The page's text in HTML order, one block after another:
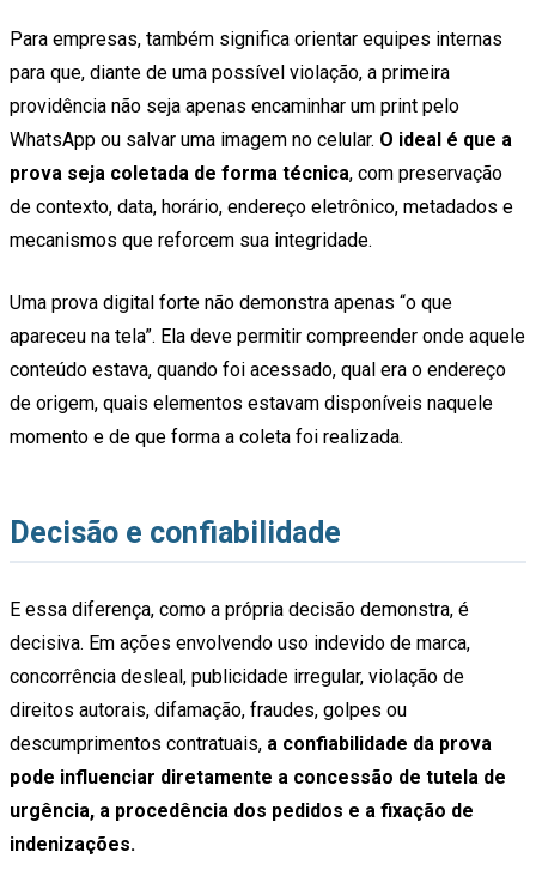
Para empresas, também significa orientar equipes internas
para que, diante de uma possível violação, a primeira
providência não seja apenas encaminhar um print pelo
WhatsApp ou salvar uma imagem no celular. O ideal é que a
prova seja coletada de forma técnica, com preservação
de contexto, data, horário, endereço eletrônico, metadados e
mecanismos que reforcem sua integridade.
Uma prova digital forte não demonstra apenas “o que
apareceu na tela”. Ela deve permitir compreender onde aquele
conteúdo estava, quando foi acessado, qual era o endereço
de origem, quais elementos estavam disponíveis naquele
momento e de que forma a coleta foi realizada.
Decisão e confiabilidade
E essa diferença, como a própria decisão demonstra, é
decisiva. Em ações envolvendo uso indevido de marca,
concorrência desleal, publicidade irregular, violação de
direitos autorais, difamação, fraudes, golpes ou
descumprimentos contratuais, a confiabilidade da prova
pode influenciar diretamente a concessão de tutela de
urgência, a procedência dos pedidos e a fixação de
indenizações.